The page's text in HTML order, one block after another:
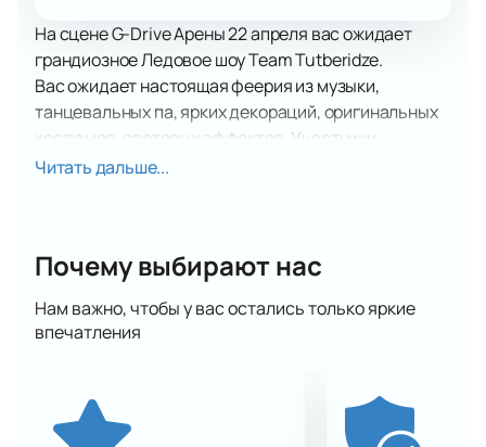
На сцене G-Drive Арены 22 апреля вас ожидает
грандиозное Ледовое шоу Team Tutberidze.
Вас ожидает настоящая феерия из музыки,
танцевальных па, ярких декораций, оригинальных
костюмов, световых эффектов. Участники
программы – лауреаты престижных фестивалей,
складываются единый интересный сюжет.
развеяться, получить мощный заряд
положительных эмоций и ярких впечатлений.
музыка, яркий свет и качественный звук. Не
пропустит
Читать дальше...
Почему выбирают нас
Нам важно, чтобы у вас остались только яркие
впечатления